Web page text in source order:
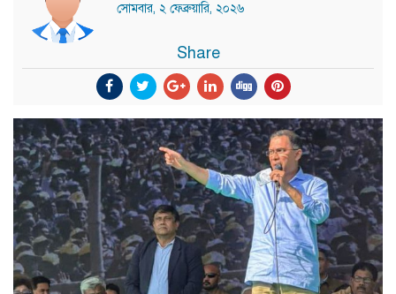
সোমবার, ২ ফেব্রুয়ারি, ২০২৬
Share